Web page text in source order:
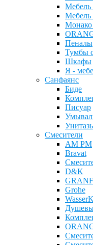
Мебель
Мебель
Монако
Пеналы
Тумбы
Шкафы
Я -
Санфаянс
Биде
Писуар
Смесители
AM PM
Bravat
D&K
Grohe